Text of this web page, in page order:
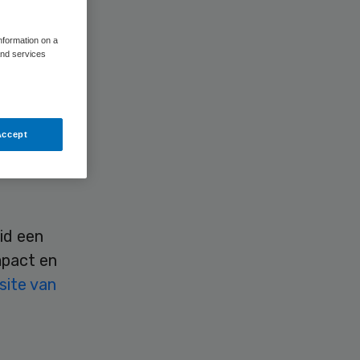
een
en
site van
on a
services